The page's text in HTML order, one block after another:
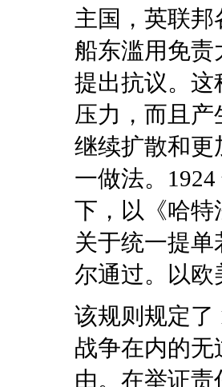
主国，英联邦
船东滥用免
提出抗议。这
压力，而且
继续扩散和更
一做法。
下，以《哈特
关于统一提
尔通过。以
该规则规定了
战争在内的
由。在举证